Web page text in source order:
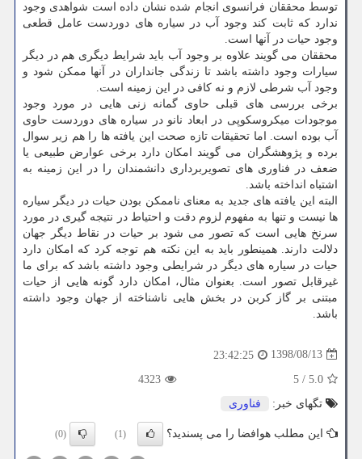
توسط محققان فرانسوی انجام شده نشان داده است شواهدی وجود
ندارد كه ثابت كند وجود آب در سیاره های دوردست عامل قطعی
وجود حیات در آنها است.
محققان می گویند علاوه بر وجود آب باید شرایط دیگری هم در دیگر
سیارات وجود داشته باشد تا زندگی جانداران در آنها ممكن شود و
وجود آب شرطی لازم و نه كافی در این زمینه است.
برخی بررسی های قبلی حاوی گمانه زنی هایی در مورد وجود
موجودات میكروسكوپی در ابعاد نانو در سیاره های دوردست حاوی
آب بوده است. اما تحقیقات تازه صحت این یافته ها را هم زیر سوال
برده و پژوهشگران می گویند امكان دارد برخی عوارض طبیعی یا
ضعف در فناوری های تصویربرداری دانشمندان را در این زمینه به
اشتباه انداخته باشد.
البته این یافته های جدید به معنای ناممكن بودن حیات در دیگر سیاره
ها نیست و تنها به مفهوم لزوم دقت و احتیاط در نتیجه گیری در مورد
سرنخ هایی است كه تصور می شود بر حیات در نقاط دیگر جهان
دلالت دارند. همینطور باید به این نكته هم توجه كرد كه امكان دارد
حیات در سیاره های دیگر در شرایطی وجود داشته باشد كه برای ما
غیرقابل تصور است. بعنوان مثال، امكان دارد گونه هایی از حیات
مبتنی بر گاز كربن در بخش هایی ناشناخته از جهان وجود داشته
باشد.
1398/08/13
23:42:25
5.0
/
5
4323
تگهای خبر:
فناوری
این مطلب هوافضا را می پسندید؟ (1)
(0)